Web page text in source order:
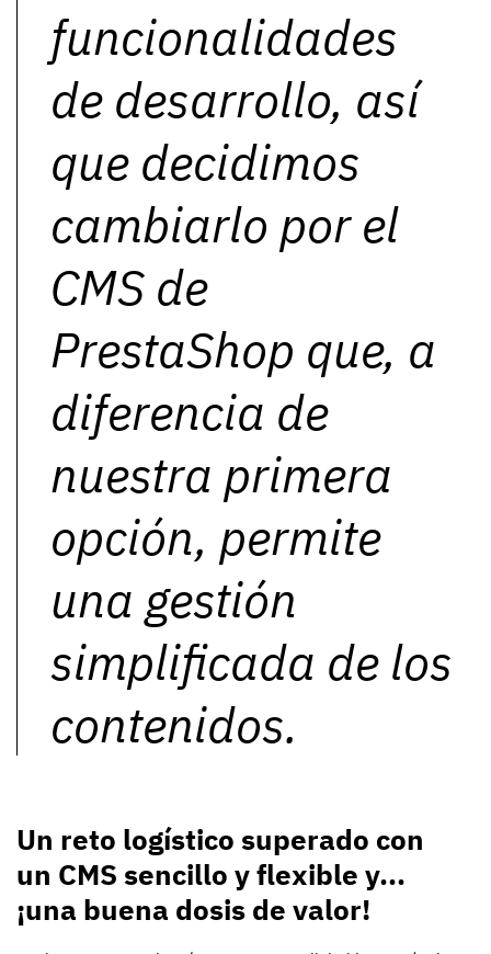
funcionalidades
de desarrollo, así
que decidimos
cambiarlo por el
CMS de
PrestaShop que, a
diferencia de
nuestra primera
opción, permite
una gestión
simplificada de los
contenidos.
Un reto logístico superado con
un CMS sencillo y flexible y...
¡una buena dosis de valor!